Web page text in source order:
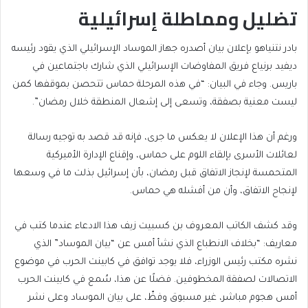
تضليل ومماطلة إسرائيلية
بادر نتنياهو بإعلان بيان أصدره جهاز الموساد الإسرائيلي الذي يقود رئيسه
ديفيد برنياع فريق المفاوضات الإسرائيلي الذي شارك باجتماعين في
باريس. وجاء في البيان: “في هذه المرحلة حماس تتحصن بموقفها كمن
ليست معنية بصفقة، وتسعى إلى إشعال المنطقة خلال رمضان”.
ورغم أن هذا الإعلان لا يعكس ما جرى، فإنه قد قصد به توجيه رسالة
لعائلات الأسرى بإلقاء اللوم على حماس، وإقناع الإدارة الأميركية
المتحمسة لإنجاز الاتفاق قبل رمضان، بأن إسرائيل بذلت ما في وسعها
لإنجاح الاتفاق، وأن من أفشله هي حماس.
وقد كشف الكاتب المعروف بن كسبيت زيف هذا الادعاء عندما كتب في
معاريف: “بخلاف الانطباع الذي نشأ أمس عن “بيان الموساد” الذي
نشره مكتب رئيس الوزراء، فلا يوجد توافق في كابينت الحرب في موضوع
الاتصالات لصفقة المخطوفين. فضلًا عن هذا، سُمع في كابينت الحرب
أمس هجوم مباشر، غير مسبوق وفظّ، على بيان الموساد وعلى نشر